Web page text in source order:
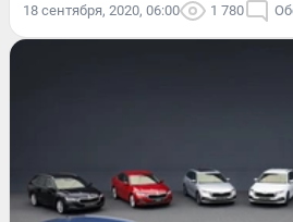
18 сентября, 2020, 06:00 1 780